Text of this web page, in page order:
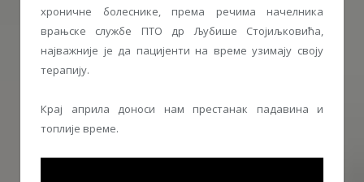
хроничне болеснике, према речима начелника
врањске службе ПТО др Љубише Стојиљковића,
најважније је да пацијенти на време узимају своју
терапију.
Крај априла доноси нам престанак падавина и
топлије време.